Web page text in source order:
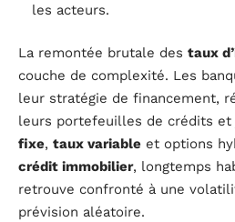
les acteurs.
La remontée brutale des taux
couche de complexité. Les
leur stratégie de financement,
leurs portefeuilles de crédits et
fixe, taux variable et options
crédit immobilier, longtemps
retrouve confronté à une
prévision aléatoire.